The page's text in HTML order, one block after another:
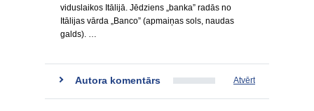
viduslaikos Itālijā. Jēdziens „banka” radās no
Itālijas vārda „Banco” (apmaiņas sols, naudas
galds). …
Autora komentārs Atvērt